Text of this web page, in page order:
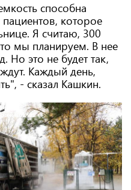
способна
пациентов, которое
Я считаю, 300
мы планируем. В нее
Но это не будет так,
Каждый день,
- сказал Кашкин.
Козлов